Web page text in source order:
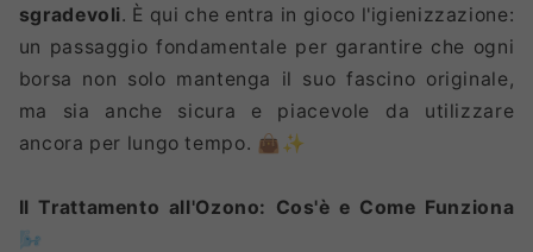
sgradevoli. È qui che entra in gioco l'igienizzazione:
un passaggio fondamentale per garantire che ogni
borsa non solo mantenga il suo fascino originale,
ma sia anche sicura e piacevole da utilizzare
ancora per lungo tempo. 👜✨
Il Trattamento all'Ozono: Cos'è e Come Funziona
🌬️